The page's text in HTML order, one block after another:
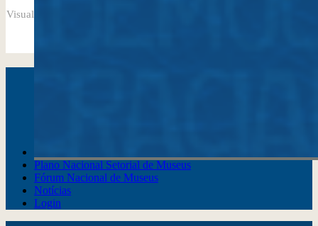
Visualizando tópico 1 (de 1 do total)
Plano Nacional Setorial de Museus
Fórum Nacional de Museus
Notícias
Login